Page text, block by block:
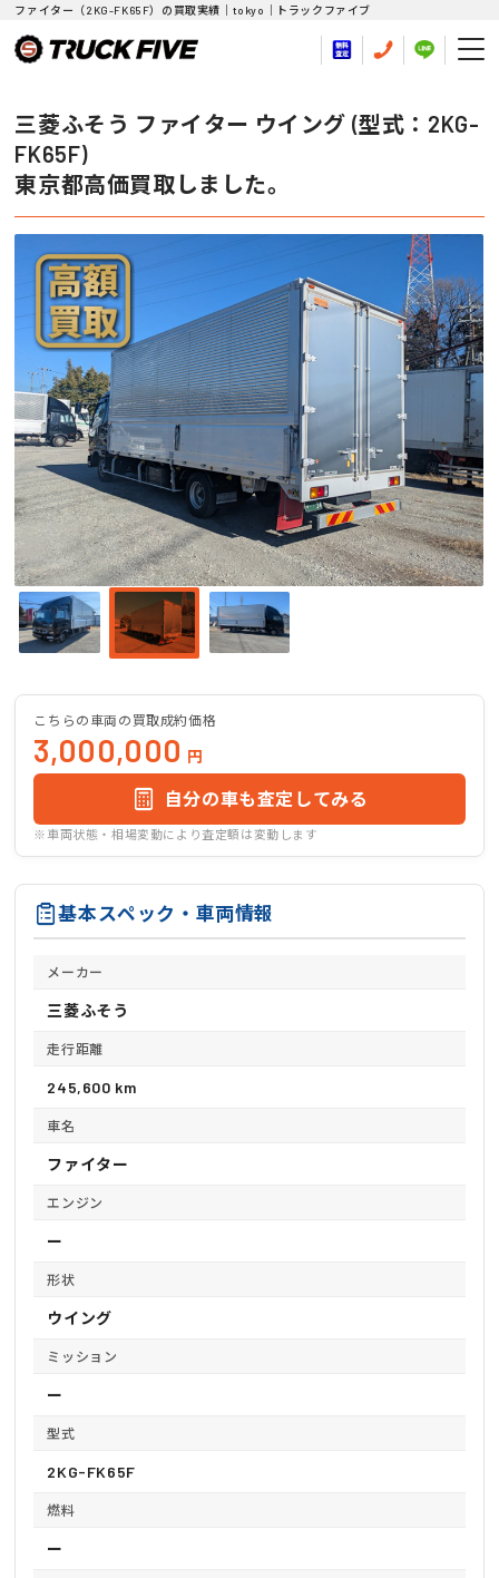
ファイター（2KG-FK65F）の買取実績｜tokyo｜トラックファイブ
三菱ふそう ファイター ウイング (型式：2KG-
FK65F)
東京都高価買取しました。
こちらの車両の買取成約価格
3,000,000 円
自分の車も査定してみる
※車両状態・相場変動により査定額は変動します
基本スペック・車両情報
メーカー
三菱ふそう
走行距離
245,600 km
車名
ファイター
エンジン
ー
形状
ウイング
ミッション
ー
型式
2KG-FK65F
燃料
ー